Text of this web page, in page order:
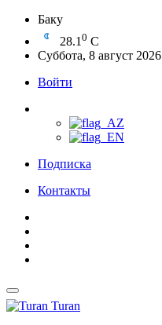
Баку
28.1 0 C
Суббота, 8 август 2026
Войти
Подписка
Контакты
Turan